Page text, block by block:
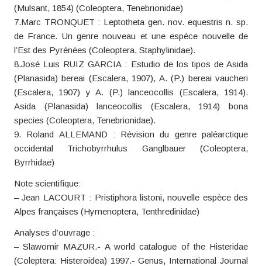
(Mulsant, 1854) (Coleoptera, Tenebrionidae)
7.Marc TRONQUET : Leptotheta gen. nov. equestris n. sp.
de France. Un genre nouveau et une espèce nouvelle de
l’Est des Pyrénées (Coleoptera, Staphylinidae).
8.José Luis RUIZ GARCIA : Estudio de los tipos de Asida
(Planasida) bereai (Escalera, 1907), A. (P.) bereai vaucheri
(Escalera, 1907) y A. (P.) lanceocollis (Escalera, 1914).
Asida (Planasida) lanceocollis (Escalera, 1914) bona
species (Coleoptera, Tenebrionidae).
9. Roland ALLEMAND : Révision du genre paléarctique
occidental Trichobyrrhulus Ganglbauer (Coleoptera,
Byrrhidae)
Note scientifique:
– Jean LACOURT : Pristiphora listoni, nouvelle espèce des
Alpes françaises (Hymenoptera, Tenthredinidae)
Analyses d’ouvrage :
– Slawomir MAZUR.- A world catalogue of the Histeridae
(Coleptera: Histeroidea) 1997.- Genus, International Journal